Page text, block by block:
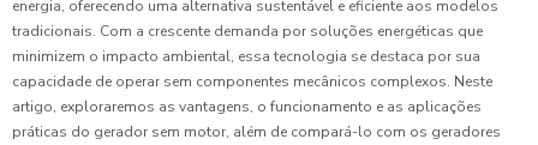
energia, oferecendo uma alternativa sustentável e eficiente aos modelos
tradicionais. Com a crescente demanda por soluções energéticas que
minimizem o impacto ambiental, essa tecnologia se destaca por sua
capacidade de operar sem componentes mecânicos complexos. Neste
artigo, exploraremos as vantagens, o funcionamento e as aplicações
práticas do gerador sem motor, além de compará-lo com os geradores